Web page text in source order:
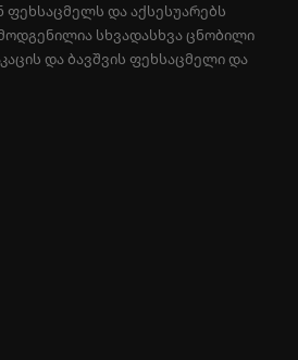
ᲓᲐ ᲐᲥᲡᲔᲡᲣᲐᲠᲔᲑᲡ
ᲡᲮᲕᲐᲓᲐᲡᲮᲕᲐ ᲪᲜᲝᲑᲘᲚᲘ
ᲓᲐ ᲑᲐᲕᲨᲕᲘᲡ ᲤᲔᲮᲡᲐᲪᲛᲔᲚᲘ ᲓᲐ